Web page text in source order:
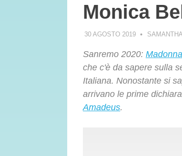
Monica
30 AGOSTO 2019
Sanremo 2020: Madonna
che c'è da sapere sulla
Italiana. Nonostante si
arrivano le prime
Amadeus.